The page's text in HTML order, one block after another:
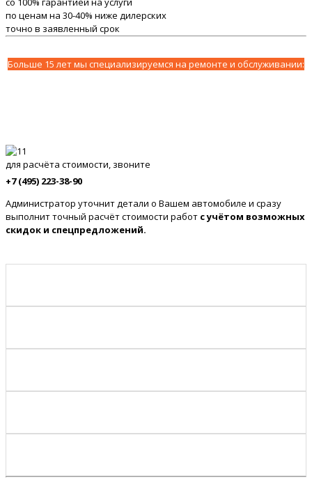
по ценам на 30-40% ниже дилерских
точно в заявленный срок
Больше 15 лет мы специализируемся на ремонте и обслуживании:
для расчёта стоимости, звоните
+7 (495) 223-38-90
Администратор уточнит детали о Вашем автомобиле и сразу
выполнит точный расчёт стоимости работ с учётом возможных
скидок и спецпредложений.